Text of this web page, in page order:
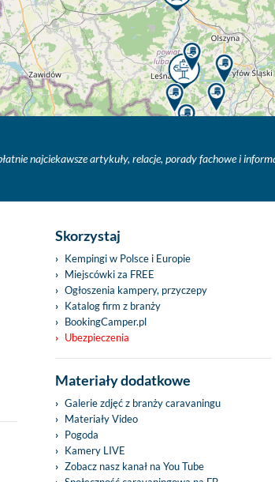
najciekawsze artykuły, relacje, porady fachowe i
Skorzystaj
Kempingi w Polsce i Europie
Miejscówki za FREE
Ogłoszenia kampery, przyczepy
Katalog firm z branży
BookingCamper.pl
Ubezpieczenia
Materiały dodatkowe
Galerie zdjęć z branży caravaningu
Materiały Video
Pogoda
Kamery LIVE
Zobacz nasz kanał na You Tube